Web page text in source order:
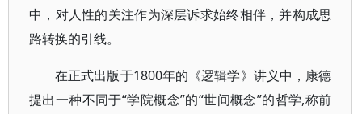
中，对人性的关注作为深层诉求始终相伴，并构成思
路转换的引线。
在正式出版于1800年的《逻辑学》讲义中，康德
提出一种不同于“学院概念”的“世间概念”的哲学,称前